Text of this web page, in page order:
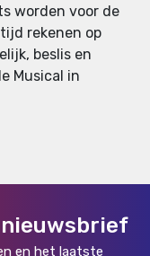
worden voor de
rekenen op
beslis en
Musical in
nieuwsbrief
en het laatste